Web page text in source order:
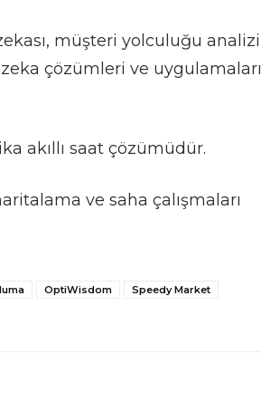
müşteri yolculuğu analizi
çözümleri ve uygulamaları
akıllı saat çözümüdür.
ve saha çalışmaları
OptiWisdom
Speedy Market